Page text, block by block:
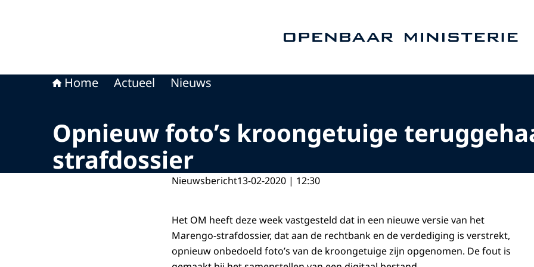
Home Actueel Nieuws
Opnieuw foto’s kroongetuige
strafdossier
Nieuwsbericht13-02-2020 | 12:30
Het OM heeft deze week vastgesteld dat in een nieuwe versie van het
Marengo-strafdossier, dat aan de rechtbank en de verdediging is verstrekt,
opnieuw onbedoeld foto’s van de kroongetuige zijn opgenomen. De fout is